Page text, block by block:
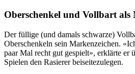
Oberschenkel und Vollbart als
Der füllige (und damals schwarze)
Oberschenkeln sein Markenzeichen.
paar Mal recht gut gespielt», erklärte er
Spielen den Rasierer beiseitezulegen.